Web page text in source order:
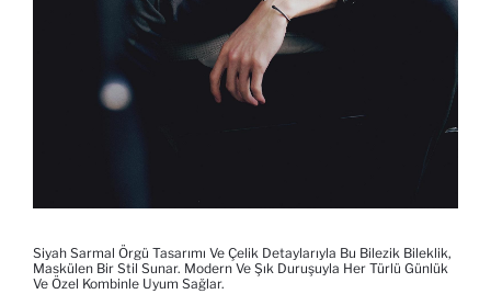
Siyah Sarmal Örgü Tasarımı Ve Çelik Detaylarıyla Bu Bilezik Bileklik,
Maskülen Bir Stil Sunar. Modern Ve Şık Duruşuyla Her Türlü Günlük
Ve Özel Kombinle Uyum Sağlar.